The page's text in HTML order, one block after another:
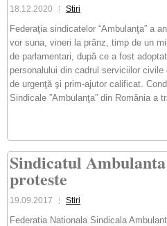
18.12.2020 Stiri
Federaţia sindicatelor “Ambulanţa” a
vor suna, vineri la prânz, timp de un
de parlamentari, după ce a fost
personalului din cadrul serviciilor
de urgenţă şi prim-ajutor calificat.
Sindicale ”Ambulanţa” din România a
Sindicatul
proteste
19.09.2017 Stiri
Federatia Nationala Sindicala